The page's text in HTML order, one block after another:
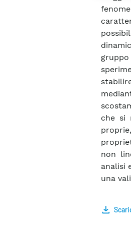
che si
non
analisi
una